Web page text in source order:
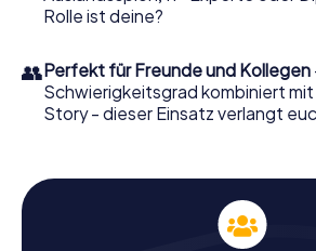
Rolle ist deine?
👥Perfekt für Freunde und Kollegen
Schwierigkeitsgrad kombiniert
Story - dieser Einsatz verlangt